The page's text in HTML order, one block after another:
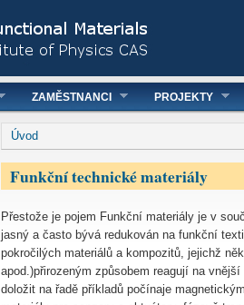
ZAMĚSTNANCI PROJEKTY
You are here
Úvod
Funkční technické materiály
Přestože je pojem Funkční materiály je v
jasný a často bývá redukován na funkční
pokročilých materiálů a kompozitů, jejichž
apod.)přirozeným způsobem reagují na
doložit na řadě příkladů počínaje